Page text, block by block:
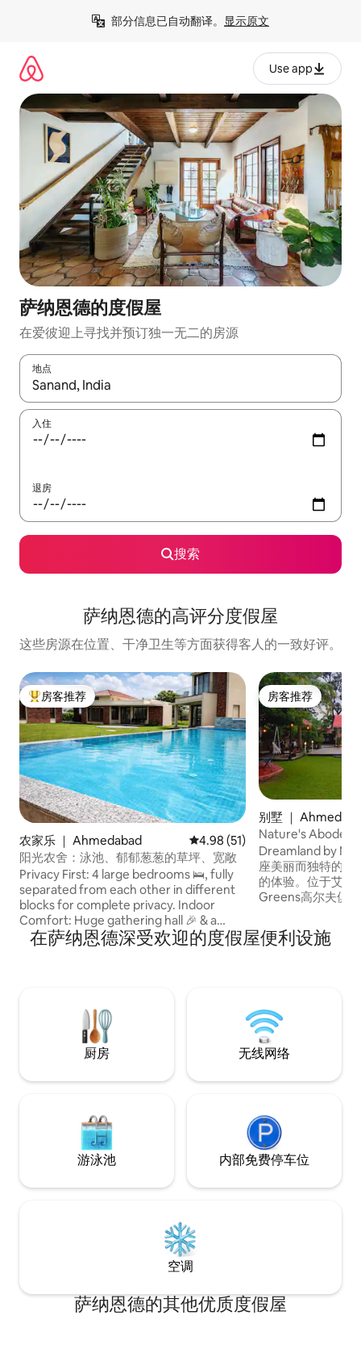
部分信息已自动翻译。 显示原文
Use app
萨纳恩德的度假屋
在爱彼迎上寻找并预订独一无二的房源
地点
如有搜索结果，请使用上下方向键查看，或通过点击或滑动手势
入住
退房
搜索
萨纳恩德的高评分度假屋
这些房源在位置、干净卫生等方面获得客人的一致好评。
热门「房客推荐」
房客推荐
农家乐 ｜ Ahmedabad 平均评分 4.98 分（满分 5 分）
4.98 (51)
阳光农舍：泳池、郁郁葱葱的草坪、宽敞
Privacy First: 4 large bedrooms 🛌, fully
separated from each other in different
blocks for complete privacy. ​Indoor
Comfort: Huge gathering hall 🎉 & a
spacious, well-equipped kitchen. ​
Outdoor Luxury: Sparkling Swimming
vistas 🌳 every day. ​Perfect Blend: Rustic
comfort meets natural tranquility. Book
your serene getaway now! ✨
房客推荐
房客推荐
别墅 ｜
Nature's Abode®
Dreamland by
座美丽而独特的度
的体验。位于艾
Greens高尔夫俱乐部附近
这是一个必去之
英尺。别墅提供美
在萨纳恩德深受欢迎的度假屋便利设施
厨房 无线网络
游泳池 内部免费停车位
空调
萨纳恩德的其他优质度假屋